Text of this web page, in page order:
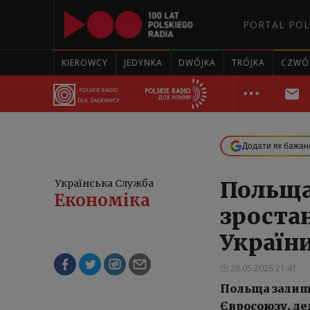
PORTAL
KIEROWCY JEDYNKA DWÓJKA TRÓJKA
Додати як
Українська Служба
Економіка
28.05.2026 21:41
Польща
Євросоюзу,